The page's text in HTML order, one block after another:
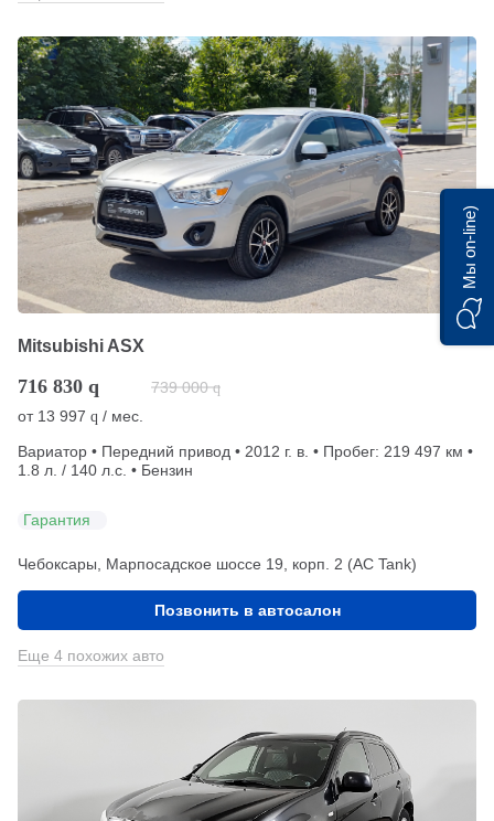
Mitsubishi ASX
716 830 q 739 000 q
от 13 997 q / мес.
Вариатор • Передний привод • 2012 г. в. • Пробег: 219 497 км •
1.8 л. / 140 л.с. • Бензин
Гарантия
Чебоксары, Марпосадское шоссе 19, корп. 2 (АС Tank)
Позвонить в автосалон
Еще 4 похожих авто
Мы on-line)